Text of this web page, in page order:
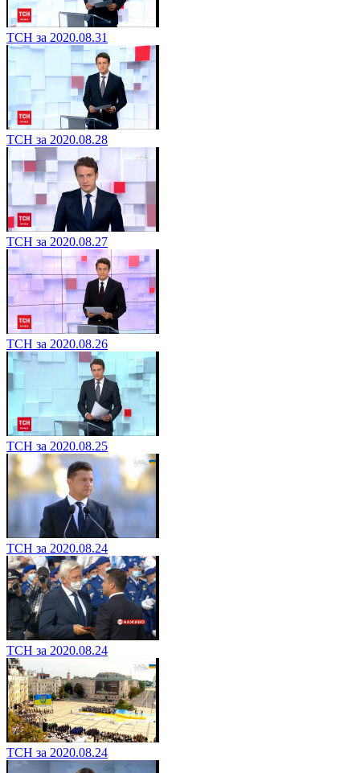
ТСН за 2020.08.31
ТСН за 2020.08.28
ТСН за 2020.08.27
ТСН за 2020.08.26
ТСН за 2020.08.25
ТСН за 2020.08.24
ТСН за 2020.08.24
ТСН за 2020.08.24